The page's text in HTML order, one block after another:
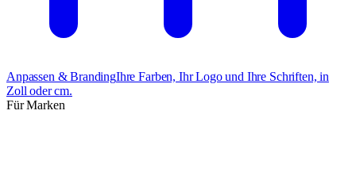
Anpassen & BrandingIhre Farben, Ihr Logo und Ihre Schriften, in
Zoll oder cm.
Für Marken